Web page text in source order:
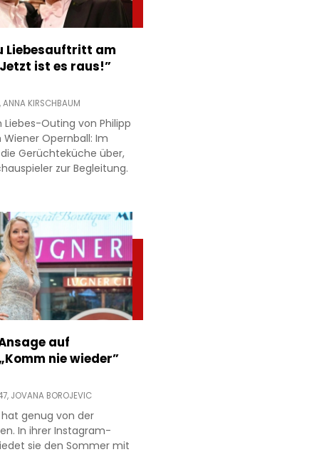
Liebesauftritt am
ist es raus!”
ANNA KIRSCHBAUM
Outing von Philipp
Opernball: Im
Gerüchteküche über,
zur Begleitung.
auf
nie wieder”
JOVANA BOROJEVIC
genug von der
In ihrer Instagram-
sie den Sommer mit